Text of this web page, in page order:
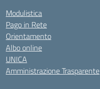
Modulistica
Pago in Rete
Orientamento
Albo online
UNICA
Amministrazione Trasparente